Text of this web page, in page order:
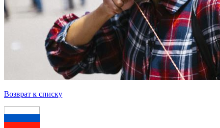
Возврат к списку